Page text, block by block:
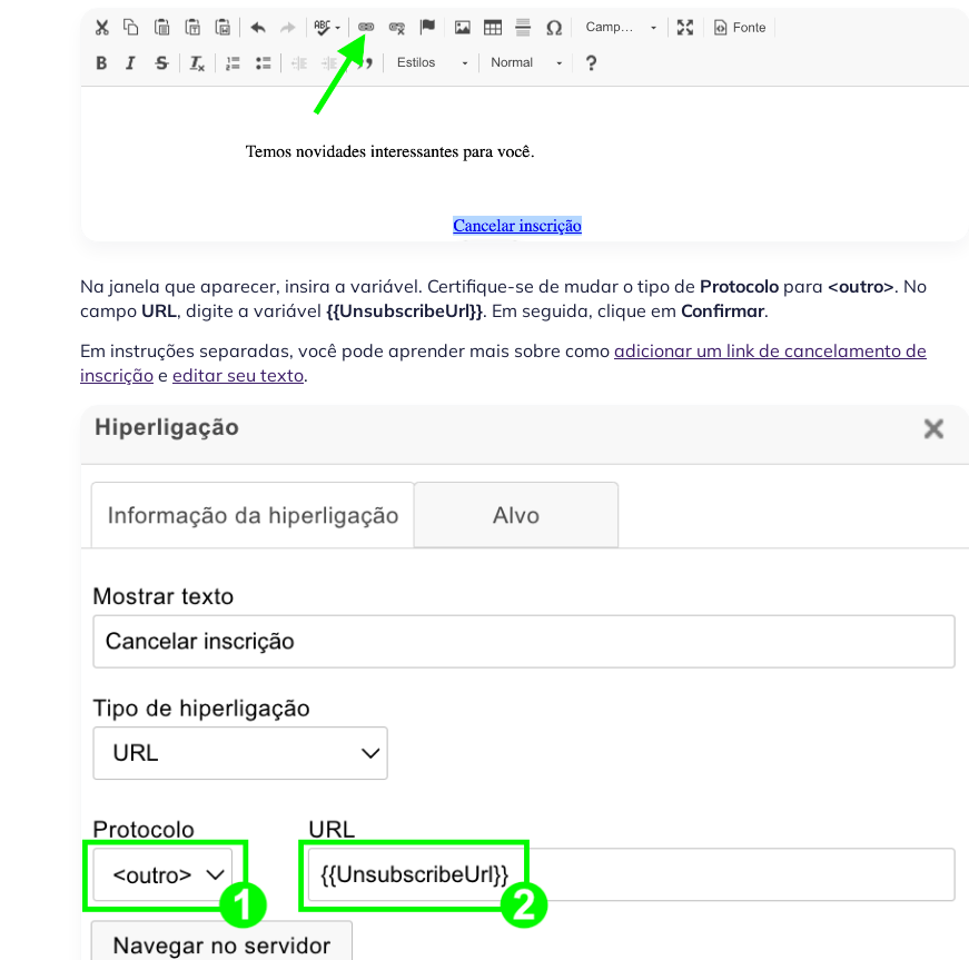
Na janela que aparecer, insira a variável. Certifique-se de mudar o tipo de Protocolo para <outro>. No
campo URL, digite a variável {{UnsubscribeUrl}}. Em seguida, clique em Confirmar.
Em instruções separadas, você pode aprender mais sobre como adicionar um link de cancelamento de
inscrição e editar seu texto.